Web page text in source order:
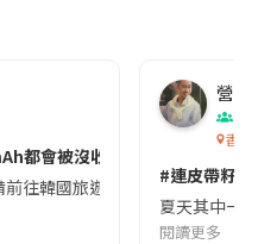
都會被沒收😱出發前切記檢查
前往韓國旅遊的民眾，近期要
營養
香港
#連皮帶籽
夏天其中一
閱讀更多